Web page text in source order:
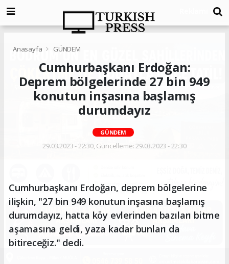
Anasayfa GÜNDEM
Cumhurbaşkanı Erdoğan:
Deprem bölgelerinde 27 bin 949
konutun inşasına başlamış
durumdayız
GÜNDEM
29.03.2023 - 22:30, Güncelleme: 29.03.2023 - 22:30
Cumhurbaşkanı Erdoğan, deprem bölgelerine
ilişkin, "27 bin 949 konutun inşasına başlamış
durumdayız, hatta köy evlerinden bazıları bitme
aşamasına geldi, yaza kadar bunları da
bitireceğiz." dedi.